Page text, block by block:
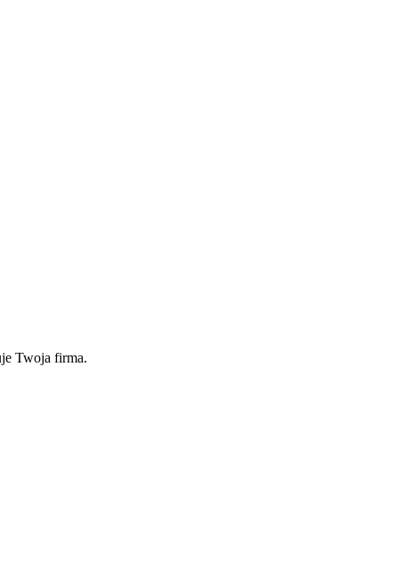
Twoja firma.